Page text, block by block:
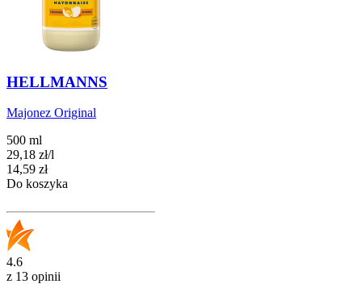
HELLMANNS
Majonez Original
500 ml
29,18 zł/l
Cena
14,59 zł
Do koszyka
4.6
z 13 opinii